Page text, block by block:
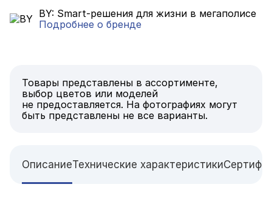
BY: Smart-решения для жизни в мегаполисе
Подробнее о бренде
Товары представлены в ассортименте,
выбор цветов или моделей
не предоставляется. На фотографиях могут
быть представлены не все варианты.
ОписаниеТехнические характеристики